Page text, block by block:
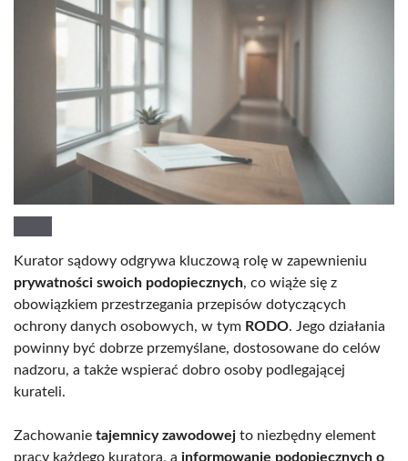
Kurator sądowy odgrywa kluczową rolę w zapewnieniu
prywatności swoich podopiecznych, co wiąże się z
obowiązkiem przestrzegania przepisów dotyczących
ochrony danych osobowych, w tym RODO. Jego działania
powinny być dobrze przemyślane, dostosowane do celów
nadzoru, a także wspierać dobro osoby podlegającej
kurateli.
Zachowanie tajemnicy zawodowej to niezbędny element
pracy każdego kuratora, a informowanie podopiecznych o